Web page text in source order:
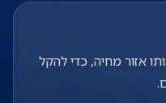
אזור מחיה, כדי להקל